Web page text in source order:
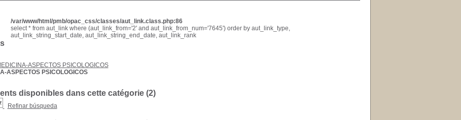
/var/www/html/pmb/opac_css/classes/aut_link.class.php:86
select * from aut_link where (aut_link_from='2' and aut_link_from_num='7645') order by aut_link_type,
aut_link_string_start_date, aut_link_string_end_date, aut_link_rank
ASPECTOS PSICOLOGICOS
ASPECTOS PSICOLOGICOS
disponibles dans cette catégorie (2)
Refinar búsqueda